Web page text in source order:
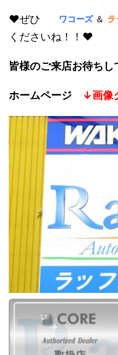
♥ぜひワコーズ＆ラ
くださいね！！♥
皆様のご来店お待ちし
ホームページ ↓画像